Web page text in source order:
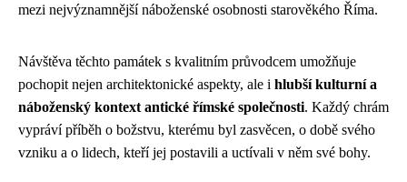
mezi nejvýznamnější náboženské osobnosti starověkého Říma.
Návštěva těchto památek s kvalitním průvodcem umožňuje
pochopit nejen architektonické aspekty, ale i hlubší kulturní a
náboženský kontext antické římské společnosti. Každý chrám
vypráví příběh o božstvu, kterému byl zasvěcen, o době svého
vzniku a o lidech, kteří jej postavili a uctívali v něm své bohy.